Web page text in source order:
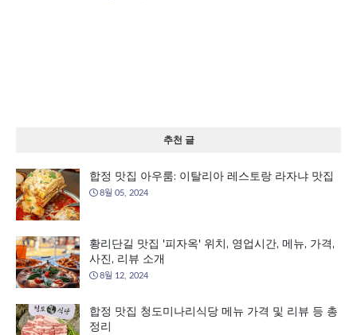
추천 글
합정 맛집 아우룸: 이탈리아 레스토랑 라자냐 맛집
8월 05, 2024
황리단길 맛집 '피자옥' 위치, 영업시간, 메뉴, 가격,
사진, 리뷰 소개
8월 12, 2024
합정 맛집 청도미나리식당 메뉴 가격 및 리뷰 등 총
정리